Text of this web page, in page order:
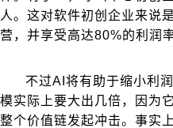
人。这对软件初创企业来说
营，并享受高达80%的利润
不过AI将有助于缩小利
模实际上要大出几倍，因为
整个价值链发起冲击。事实